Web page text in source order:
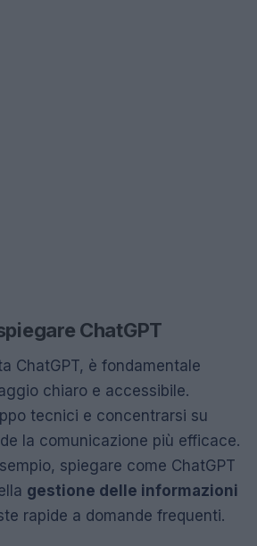
ChatGPT
ChatGPT, è fondamentale
chiaro e accessibile.
tecnici e concentrarsi su
la comunicazione più efficace.
spiegare come ChatGPT
gestione delle informazioni
rapide a domande frequenti.